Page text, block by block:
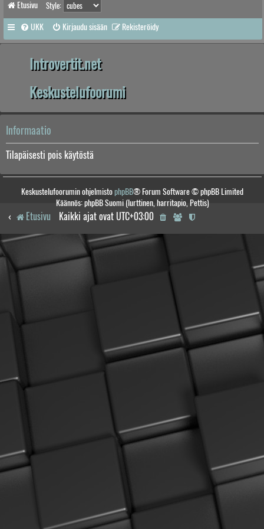
Etusivu Style:
UKK Kirjaudu sisään Rekisteröidy
Introvertit.net
Keskustelufoorumi
Informaatio
Tilapäisesti pois käytöstä
Keskustelufoorumin ohjelmistophpBB® Forum Software © phpBB Limited
Käännös: phpBB Suomi (lurttinen, harritapio, Pettis)
Etusivu Kaikki ajat ovat UTC+03:00